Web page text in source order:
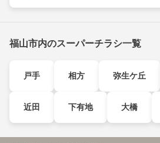
福山市内のスーパーチラシ一覧
戸手 相方 弥生ケ丘
近田 下有地 大橋